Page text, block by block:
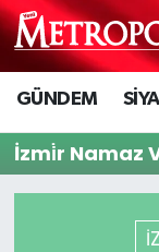
GÜNDEM
İzmi̇r Namaz
Hava
Trafik
Süper Lig